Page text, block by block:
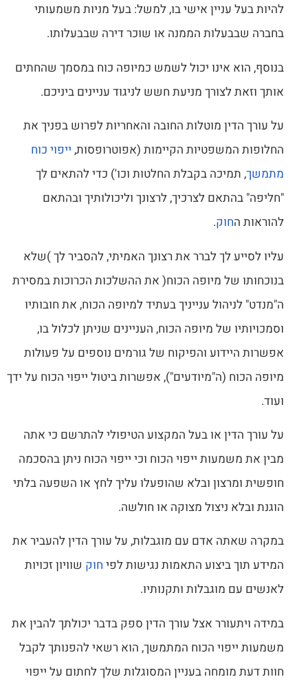
להיות בעל עניין אישי בו, למשל: בעל מניות משמעותי
בחברה שבבעלות הממנה או שוכר דירה שבבעלותו.
בנוסף, הוא אינו יכול לשמש כמיופה כוח במסמך שהחתים
אותך וזאת לצורך מניעת חשש לניגוד עניינים ביניכם.
על עורך הדין מוטלות החובה והאחריות לפרוש בפניך את
החלופות המשפטיות הקיימות (אפוטרופסות, ייפוי כוח
מתמשך, תמיכה בקבלת החלטות וכו') כדי להתאים לך
"חליפה" בהתאם לצרכיך, לרצונך וליכולותיך ובהתאם
להוראות החוק.
עליו לסייע לך לברר את רצונך האמיתי, להסביר לך )שלא
בנוכחותו של מיופה הכוח( את ההשלכות הכרוכות במסירת
ה"מנדט" לניהול ענייניך בעתיד למיופה הכוח, את חובותיו
וסמכויותיו של מיופה הכוח, העניינים שניתן לכלול בו,
אפשרות היידוע והפיקוח של גורמים נוספים על פעולות
מיופה הכוח (ה"מיודעים"), אפשרות ביטול ייפוי הכוח על ידך
ועוד.
על עורך הדין או בעל המקצוע הטיפולי להתרשם כי אתה
מבין את משמעות ייפוי הכוח וכי ייפוי הכוח ניתן בהסכמה
חופשית ומרצון ובלא שהופעלו עליך לחץ או השפעה בלתי
הוגנת ובלא ניצול מצוקה או חולשה.
במקרה שאתה אדם עם מוגבלות, על עורך הדין להעביר את
המידע תוך ביצוע התאמות נגישות לפי חוק שוויון זכויות
לאנשים עם מוגבלות ותקנותיו.
במידה ויתעורר אצל עורך הדין ספק בדבר יכולתך להבין את
משמעות ייפוי הכוח המתמשך, הוא רשאי להפנותך לקבל
חוות דעת מומחה בעניין המסוגלות שלך לחתום על ייפוי